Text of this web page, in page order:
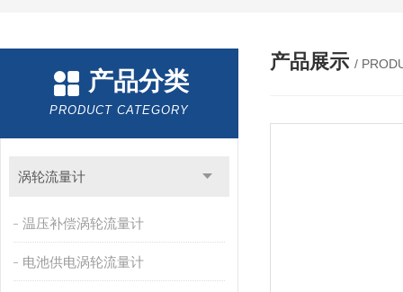
产品分类
PRODUCT CATEGORY
涡轮流量计
温压补偿涡轮流量计
电池供电涡轮流量计
产品展示 /